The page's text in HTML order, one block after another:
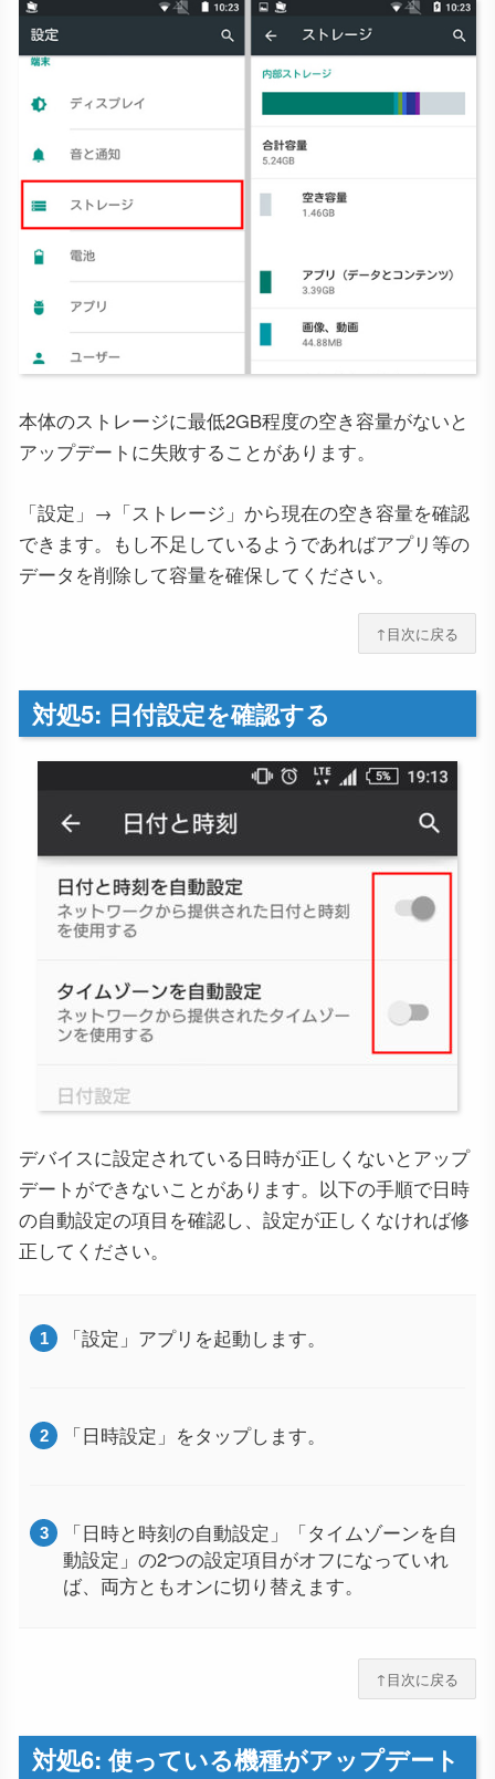
本体のストレージに最低2GB程度の空き容量がないと
アップデートに失敗することがあります。
「設定」→「ストレージ」から現在の空き容量を確認
できます。もし不足しているようであればアプリ等の
データを削除して容量を確保してください。
↑目次に戻る
対処5: 日付設定を確認する
デバイスに設定されている日時が正しくないとアップ
デートができないことがあります。以下の手順で日時
の自動設定の項目を確認し、設定が正しくなければ修
正してください。
「設定」アプリを起動します。
「日時設定」をタップします。
「日時と時刻の自動設定」「タイムゾーンを自
動設定」の2つの設定項目がオフになっていれ
ば、両方ともオンに切り替えます。
↑目次に戻る
対処6: 使っている機種がアップデート